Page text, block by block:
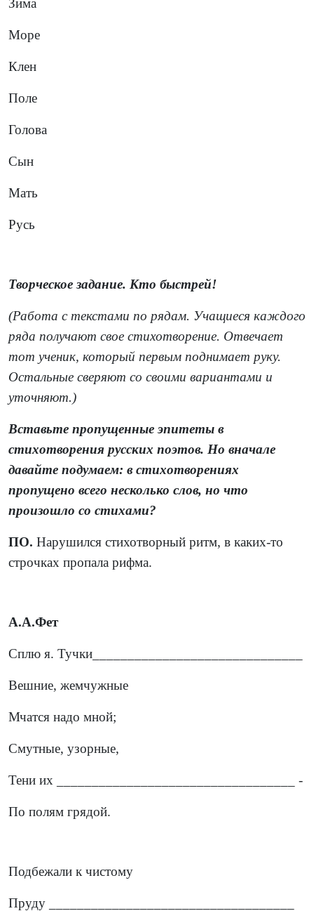
Зима
Море
Клен
Поле
Голова
Сын
Мать
Русь
Творческое задание. Кто быстрей!
(Работа с текстами по рядам. Учащиеся каждого
ряда получают свое стихотворение. Отвечает
тот ученик, который первым поднимает руку.
Остальные сверяют со своими вариантами и
уточняют.)
Вставьте пропущенные эпитеты в
стихотворения русских поэтов. Но вначале
давайте подумаем: в стихотворениях
пропущено всего несколько слов, но что
произошло со стихами?
ПО. Нарушился стихотворный ритм, в каких-то
строчках пропала рифма.
А.А.Фет
Сплю я. Тучки______________________________
Вешние, жемчужные
Мчатся надо мной;
Смутные, узорные,
Тени их __________________________________ -
По полям грядой.
Подбежали к чистому
Пруду ___________________________________